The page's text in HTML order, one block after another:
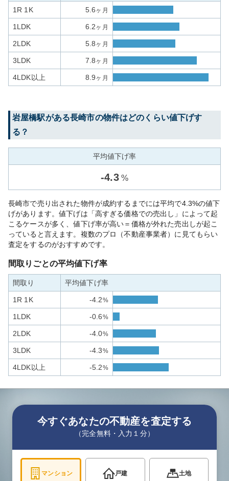
1R 1K 5.6ヶ月
1LDK 6.2ヶ月
2LDK 5.8ヶ月
3LDK 7.8ヶ月
4LDK以上 8.9ヶ月
岩屋橋駅がある長崎市の物件はどのくらい値下げす
る？
平均値下げ率
-4.3 %
長崎市で売り出された物件が成約するまでには平均で4.3%の値下
げがあります。値下げは「高すぎる価格での売出し」によって起
こるケースが多く、値下げ率が高い＝価格が外れた売出しが起こ
っていると言えます。複数のプロ（不動産事業者）に見てもらい
査定をするのがおすすめです。
間取りごとの平均値下げ率
間取り 平均値下げ率
1R 1K -4.2%
1LDK -0.6%
2LDK -4.0%
3LDK -4.3%
4LDK以上 -5.2%
今すぐあなたの不動産を査定する
（完全無料・入力１分）
マンション 戸建 土地